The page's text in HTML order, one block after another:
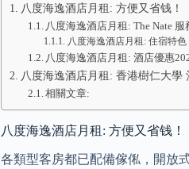
八度海逸酒店月租: 方便又省钱！
八度海逸酒店月租: The Nate
八度海逸酒店月租: 住宿特色
八度海逸酒店月租: 酒店優惠
八度海逸酒店月租: 香港樹仁大學
相關文章:
八度海逸酒店月租: 方便又省钱！
各類型客房都已配備傢俬，開放